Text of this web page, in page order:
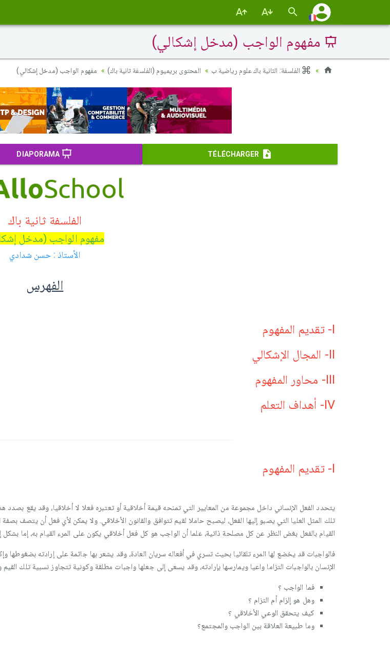
مفهوم الواجب (مدخل إشكالي)
الفلسفة: الثانية باك علوم رياضية ب المحتوى بريميوم (الفلسفة ثانية باك) مفهوم الواجب (مدخل إشكالي)
TÉLÉCHARGER
DIAPORAMA
الفلسفة ثانية باك
مفهوم الواجب (مدخل
الأستاذ : حسن شدادي
الفهرس
I- تقديم المفهوم
II- المجال الإشكالي
III- محاور المفهوم
IV- أهداف التعلم
I- تقديم المفهوم
يتحدد الفعل الإنساني داخل مجموعة من المعايير التي تمنحه قيمة أخلاقية أو تعتبره فعلا لا أخلاقيا، وقد يقع بصدد
تلك المثل العليا التي يصبو إليها الفعل، ليصبح حاملا لقيم تتوافق والقانون الأخلاقي. ولا يمكن لأي فعل أن يتصف
القيام بالفعل بغض النظر عن كل مصلحة ذاتية، علما أن الواجب هو كل فعل أخلاقي يكون على المرء القيام به، إما بشكل
فالواجبات قد يخضع لها المرء تلقائيا بحيث تسري في أفعاله سريان العادة، وقد يشعر بها جاثمة على إرادته بضغوطها
الإنسان بالواجبات التزاما واعيا ويمارسها بإرادته، وقد يسعى إلى جعلها واجبات مطلقة وكونية تتجاوز نسبية تلك القيم
فما الواجب ؟
وهل هو إلزام أم التزام ؟
كيف يتحقق الوعي الأخلاقي ؟
وما طبيعة العلاقة بين الواجب والمجتمع؟